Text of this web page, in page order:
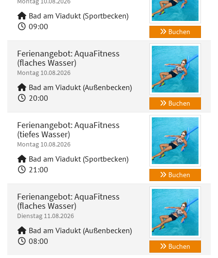
Bad am Viadukt (Sportbecken)
09:00
Buchen
Ferienangebot: AquaFitness
(flaches Wasser)
Montag 10.08.2026
Bad am Viadukt (Außenbecken)
20:00
Buchen
Ferienangebot: AquaFitness
(tiefes Wasser)
Montag 10.08.2026
Bad am Viadukt (Sportbecken)
21:00
Buchen
Ferienangebot: AquaFitness
(flaches Wasser)
Dienstag 11.08.2026
Bad am Viadukt (Außenbecken)
08:00
Buchen